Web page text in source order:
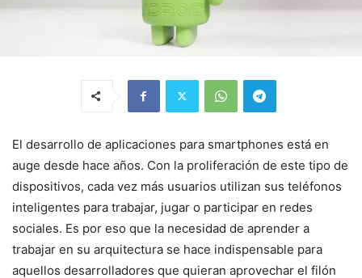
El desarrollo de aplicaciones para smartphones está en
auge desde hace años. Con la proliferación de este tipo de
dispositivos, cada vez más usuarios utilizan sus teléfonos
inteligentes para trabajar, jugar o participar en redes
sociales. Es por eso que la necesidad de aprender a
trabajar en su arquitectura se hace indispensable para
aquellos desarrolladores que quieran aprovechar el filón